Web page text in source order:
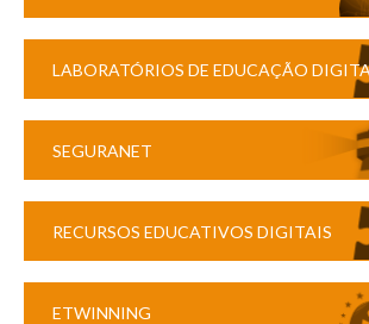
LABORATÓRIOS DE EDUCAÇÃO
SEGURANET
RECURSOS EDUCATIVOS DIGITAIS
ETWINNING